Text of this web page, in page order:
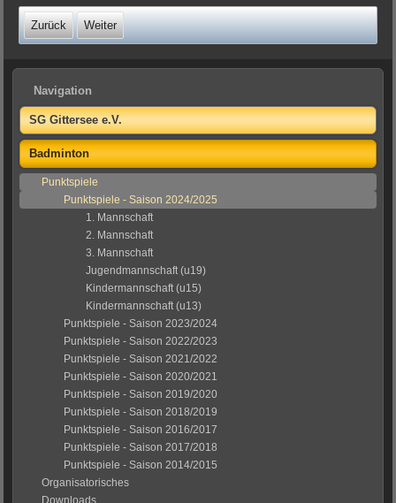
Zurück Weiter
Navigation
SG Gittersee e.V.
Badminton
Punktspiele
Punktspiele - Saison 2024/2025
1. Mannschaft
2. Mannschaft
3. Mannschaft
Jugendmannschaft (u19)
Kindermannschaft (u15)
Kindermannschaft (u13)
Punktspiele - Saison 2023/2024
Punktspiele - Saison 2022/2023
Punktspiele - Saison 2021/2022
Punktspiele - Saison 2020/2021
Punktspiele - Saison 2019/2020
Punktspiele - Saison 2018/2019
Punktspiele - Saison 2016/2017
Punktspiele - Saison 2017/2018
Punktspiele - Saison 2014/2015
Organisatorisches
Downloads